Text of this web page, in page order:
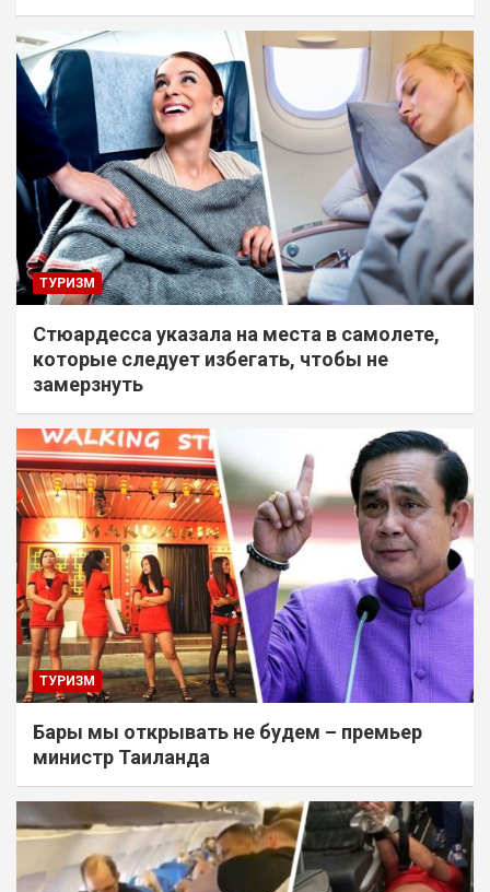
ТУРИЗМ
Стюардесса указала на места в самолете,
которые следует избегать, чтобы не
замерзнуть
ТУРИЗМ
Бары мы открывать не будем – премьер
министр Таиланда